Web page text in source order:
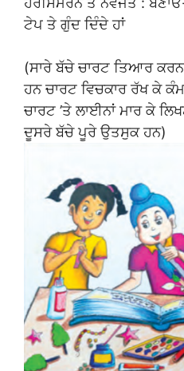
ਟੇਪ ਤੇ ਗੁੰਦ ਦਿੰਦੇ ਹਾਂ
(ਸਾਰੇ ਬੱਚੇ ਚਾਰਟ ਤਿਆਰ
ਹਨ ਚਾਰਟ ਵਿਚਕਾਰ ਰੱਖ ਕੇ
ਚਾਰਟ ’ਤੇ ਲਾਈਨਾਂ ਮਾਰ ਕੇ
ਦੂਸਰੇ ਬੱਚੇ ਪੂਰੇ ਉਤਸੁਕ ਹਨ)